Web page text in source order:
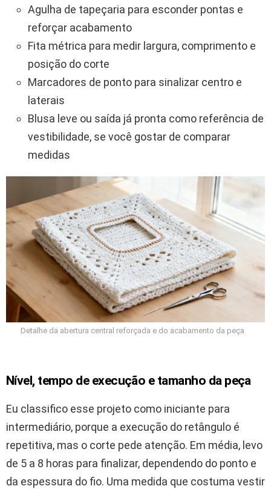
Agulha de tapeçaria para esconder pontas e
reforçar acabamento
Fita métrica para medir largura, comprimento e
posição do corte
Marcadores de ponto para sinalizar centro e
laterais
Blusa leve ou saída já pronta como referência de
vestibilidade, se você gostar de comparar
medidas
Detalhe da abertura central reforçada e do acabamento da peça
Nível, tempo de execução e tamanho da peça
Eu classifico esse projeto como iniciante para
intermediário, porque a execução do retângulo é
repetitiva, mas o corte pede atenção. Em média, levo
de 5 a 8 horas para finalizar, dependendo do ponto e
da espessura do fio. Uma medida que costuma vestir